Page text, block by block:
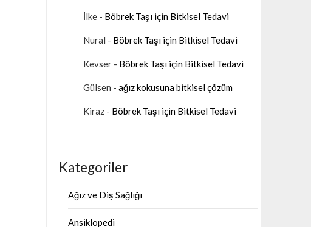
İlke- Böbrek Taşı için Bitkisel Tedavi
Nural - Böbrek Taşı için Bitkisel Tedavi
Kevser- Böbrek Taşı için Bitkisel Tedavi
Gülsen - ağız kokusuna bitkisel çözüm
Kiraz- Böbrek Taşı için Bitkisel Tedavi
Kategoriler
Ağız ve Diş Sağlığı
Ansiklopedi